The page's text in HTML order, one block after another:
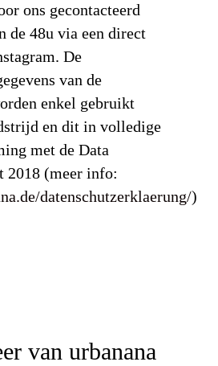
ons gecontacteerd
de 48u via een direct
De
van de
enkel gebruikt
en dit in volledige
met de Data
2018 (meer info:
datenschutzerklaerung/)
van urbanana